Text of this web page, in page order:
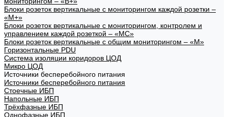
Блоки розеток вертикальные с мониторингом каждой розетки –
«М+»
Блоки розеток вертикальные с мониторингом, контролем и
управлением каждой розеткой – «МС»
Блоки розеток вертикальные с общим мониторингом – «М»
Горизонтальные PDU
Система изоляции коридоров ЦОД
Микро ЦОД
Источники бесперебойного питания
Источники бесперебойного питания
Стоечные ИБП
Напольные ИБП
Трёхфазные ИБП
Однофазные ИБП